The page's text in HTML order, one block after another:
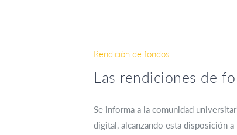
Rendición de fondos
Las rendiciones de
Se informa a la comunidad
digital, alcanzando esta disposición